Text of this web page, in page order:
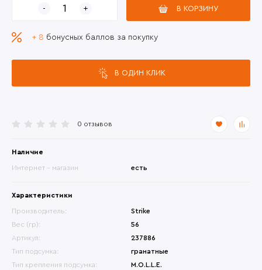
0 отзывов
Наличие
Интернет - магазин есть
Характеристики
Производитель:
Strike
Вес (гр):
56
Артикул:
237886
Тип подсумка:
гранатные
Тип крепления подсумка:
M.O.L.L.E.
В КОРЗИНУ
+ 8 бонусных баллов за покупку
В ОДИН КЛИК